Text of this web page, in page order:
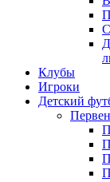
Клубы
Игроки
Детский